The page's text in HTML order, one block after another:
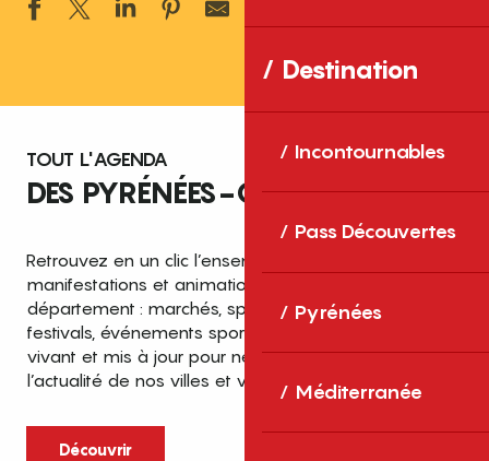
Destination
Incontournables
Pass Découvertes
Pyrénées
Méditerranée
TOUT L'AGENDA
DES PYRÉNÉES-ORIENTALES
Retrouvez en un clic l’ensemble des fêtes,
manifestations et animations recensées dans le
département : marchés, spectacles, expositions,
festivals, événements sportifs et culturels… un agenda
vivant et mis à jour pour ne rien manquer de
l’actualité de nos villes et villages.
Découvrir